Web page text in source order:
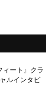
ィート』クラ
ルインタビ